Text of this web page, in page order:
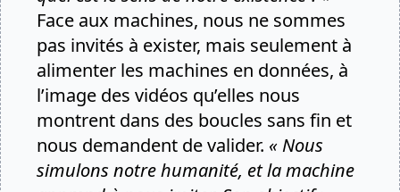
Face aux machines, nous ne sommes
pas invités à exister, mais seulement à
alimenter les machines en données, à
l’image des vidéos qu’elles nous
montrent dans des boucles sans fin et
nous demandent de valider. « Nous
simulons notre humanité, et la machine